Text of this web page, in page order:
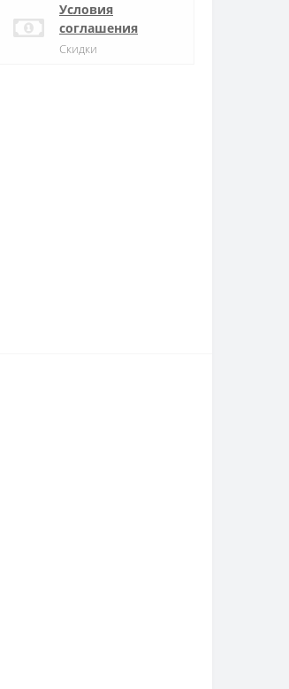
Условия
соглашения
Скидки